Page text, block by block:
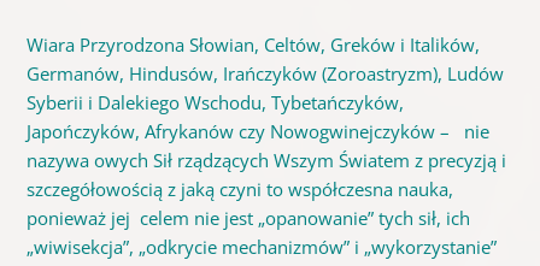
Wiara Przyrodzona Słowian, Celtów, Greków i Italików,
Germanów, Hindusów, Irańczyków (Zoroastryzm), Ludów
Syberii i Dalekiego Wschodu, Tybetańczyków,
Japończyków, Afrykanów czy Nowogwinejczyków – nie
nazywa owych Sił rządzących Wszym Światem z precyzją i
szczegółowością z jaką czyni to współczesna nauka,
ponieważ jej celem nie jest „opanowanie” tych sił, ich
„wiwisekcja”, „odkrycie mechanizmów” i „wykorzystanie”